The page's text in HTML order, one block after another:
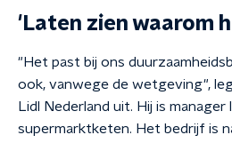
'Laten zien waarom
"Het past bij ons
ook, vanwege de wetgeving",
Lidl Nederland uit. Hij is
supermarktketen. Het bedrijf is